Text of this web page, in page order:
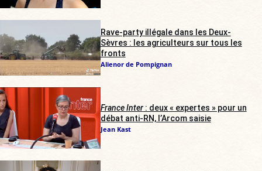
Rave-party illégale dans les Deux-
Sèvres : les agriculteurs sur tous les
fronts
Alienor de Pompignan
France Inter: deux « expertes » pour un
débat anti-RN, l’Arcom saisie
Jean Kast